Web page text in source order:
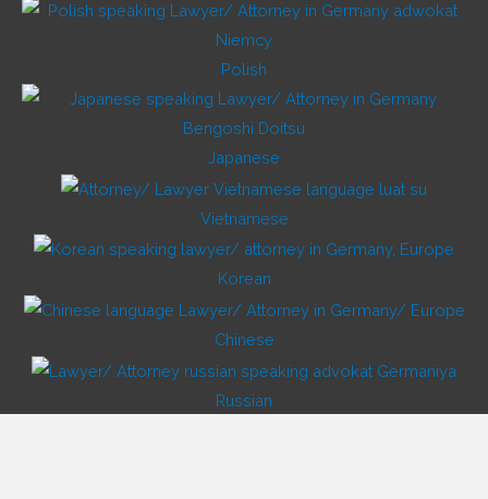
Polish
Japanese
Vietnamese
Korean
Chinese
Russian